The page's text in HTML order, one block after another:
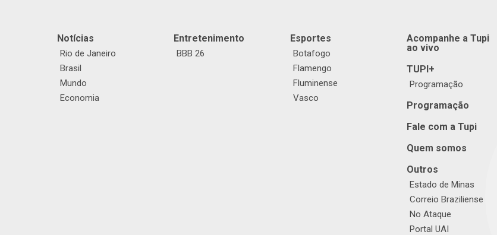
Notícias
Rio de Janeiro
Brasil
Mundo
Economia
Entretenimento
BBB 26
Esportes
Botafogo
Flamengo
Fluminense
Vasco
Acompanhe a Tupi
ao vivo
TUPI+
Programação
Programação
Fale com a Tupi
Quem somos
Outros
Estado de Minas
Correio Braziliense
No Ataque
Portal UAI